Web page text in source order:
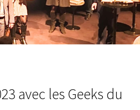
avec les Geeks du